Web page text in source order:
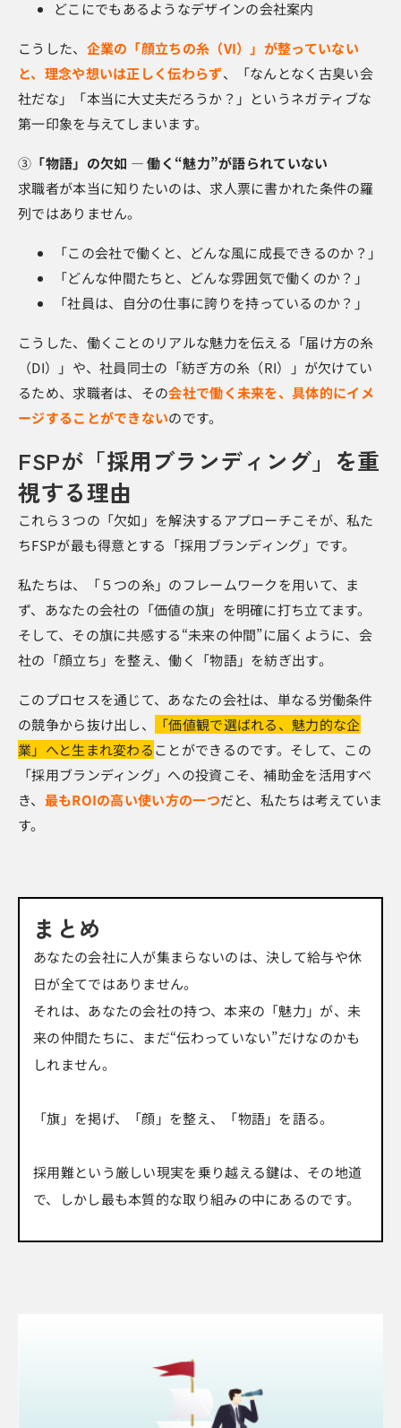
どこにでもあるようなデザインの会社案内
こうした、 企業の「顔立ちの糸（VI）」が整っていない
と、理念や想いは正しく伝わらず、「なんとなく古臭い会
社だな」「本当に大丈夫だろうか？」というネガティブな
第一印象を与えてしまいます。
③ 「物語」の欠如 ― 働く“魅力”が語られていない
求職者が本当に知りたいのは、求人票に書かれた条件の羅
列ではありません。
「この会社で働くと、どんな風に成長できるのか？」
「どんな仲間たちと、どんな雰囲気で働くのか？」
「社員は、自分の仕事に誇りを持っているのか？」
こうした、働くことのリアルな魅力を伝える「届け方の糸
（DI）」や、社員同士の「紡ぎ方の糸（RI）」が欠けてい
るため、求職者は、その会社で働く未来を、具体的にイメ
ージすることができないのです。
FSPが「採用ブランディング」を重
視する理由
これら３つの「欠如」を解決するアプローチこそが、私た
ちFSPが最も得意とする「採用ブランディング」です。
私たちは、「５つの糸」のフレームワークを用いて、ま
ず、あなたの会社の「価値の旗」を明確に打ち立てます。
そして、その旗に共感する“未来の仲間”に届くように、会
社の「顔立ち」を整え、働く「物語」を紡ぎ出す。
このプロセスを通じて、あなたの会社は、単なる労働条件
の競争から抜け出し、
「価値観で選ばれる、魅力的な企
業」へと生まれ変わることができるのです。そして、この
「採用ブランディング」への投資こそ、補助金を活用すべ
き、 最もROIの高い使い方の一つだと、私たちは考えていま
す。
まとめ
あなたの会社に人が集まらないのは、決して給与や休
日が全てではありません。
それは、あなたの会社の持つ、本来の「魅力」が、未
来の仲間たちに、まだ“伝わっていない”だけなのかも
しれません。
「旗」を掲げ、「顔」を整え、「物語」を語る。
採用難という厳しい現実を乗り越える鍵は、その地道
で、しかし最も本質的な取り組みの中にあるのです。